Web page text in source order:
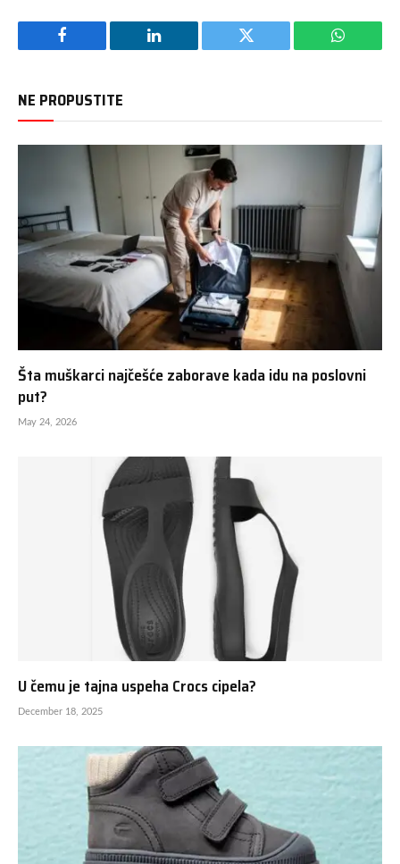
Facebook LinkedIn Twitter
NE PROPUSTITE
Šta muškarci najčešće zaborave kada idu na poslovni
put?
May 24, 2026
U čemu je tajna uspeha Crocs cipela?
December 18, 2025